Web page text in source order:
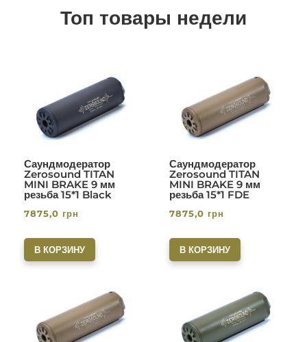
Топ товары недели
Саундмодератор
Zerosound TITAN
MINI BRAKE 9 мм
резьба 15*1 Black
7875,0 грн
В КОРЗИНУ
Саундмодератор
Zerosound TITAN
MINI BRAKE 9 мм
резьба 15*1 FDE
7875,0 грн
В КОРЗИНУ